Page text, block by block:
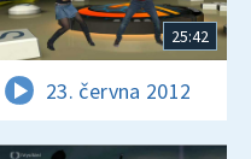
25:42
23. června 2012